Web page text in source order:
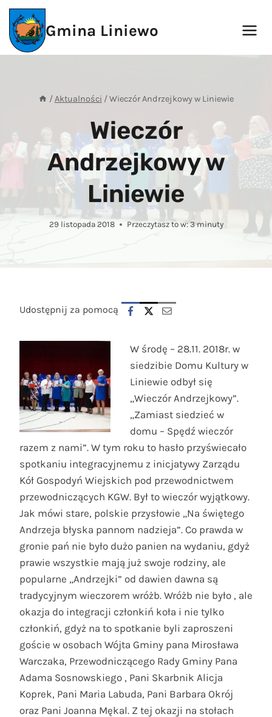
Przejdź
treści
Gmina Liniewo
/Aktualności /Wieczór Andrzejkowy w Liniewie
Wieczór
Andrzejkowy w
Liniewie
29 listopada 2018 Przeczytasz to w:3minuty
Udostępnij za pomocą
W środę – 28.11. 2018r. w
siedzibie Domu Kultury w
Liniewie odbył się
„Wieczór Andrzejkowy”.
„Zamiast siedzieć w
domu – Spędź wieczór
razem z nami”. W tym roku to hasło przyświecało
spotkaniu integracyjnemu z inicjatywy Zarządu
Kół Gospodyń Wiejskich pod przewodnictwem
przewodniczących KGW. Był to wieczór wyjątkowy.
Jak mówi stare, polskie przysłowie „Na świętego
Andrzeja błyska pannom nadzieja”. Co prawda w
gronie pań nie było dużo panien na wydaniu, gdyż
prawie wszystkie mają już swoje rodziny, ale
popularne „Andrzejki” od dawien dawna są
tradycyjnym wieczorem wróżb. Wróżb nie było , ale
okazja do integracji członkiń koła i nie tylko
członkiń, gdyż na to spotkanie byli zaproszeni
goście w osobach Wójta Gminy pana Mirosława
Warczaka, Przewodniczącego Rady Gminy Pana
Adama Sosnowskiego , Pani Skarbnik Alicja
Koprek, Pani Maria Labuda, Pani Barbara Okrój
oraz Pani Joanna Mękal. Z tej okazji na stołach